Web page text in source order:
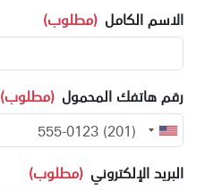
الاسم الكامل (مطلوب)
رقم هاتفك المحمول (مطلوب)
البريد الإلكتروني (مطلوب)